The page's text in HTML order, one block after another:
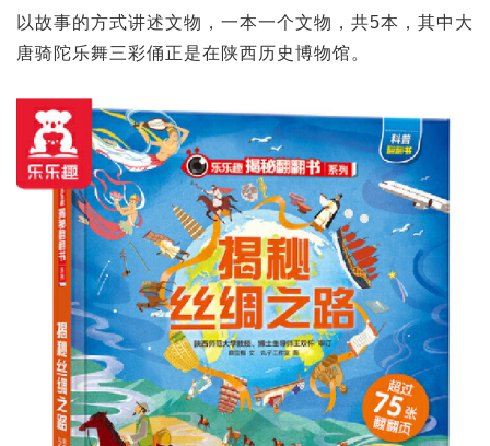
以故事的方式讲述文物，一本一个文物，共5本，其中大
唐骑陀乐舞三彩俑正是在陕西历史博物馆。